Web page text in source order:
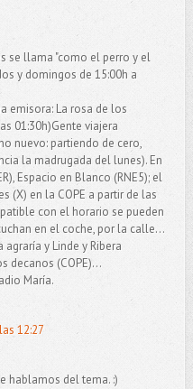
se llama "como el perro y el
y domingos de 15:00h a
emisora: La rosa de los
01:30h)Gente viajera
nuevo: partiendo de cero,
la madrugada del lunes). En
Espacio en Blanco (RNE5); el
(X) en la COPE a partir de las
con el horario se pueden
en el coche, por la calle...
y Linde y Ribera
decanos (COPE)...
María.
12:27
hablamos del tema. :)